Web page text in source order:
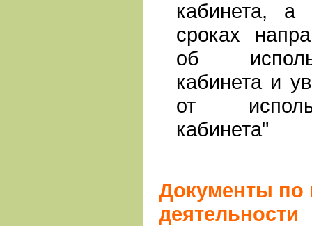
кабинета,
сроках
об
кабинета и
от
кабинета"
Документы по
деятельности